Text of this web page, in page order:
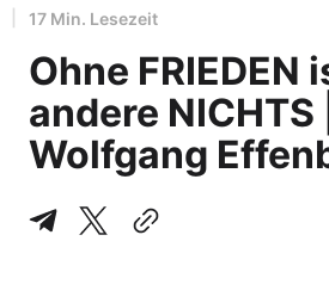
17 Min. Lesezeit
Ohne FRIEDEN
andere NICHTS
Wolfgang